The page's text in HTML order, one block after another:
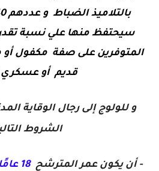
المتوفرين على صفة مكفول أو
قديم أو عسكري
و للولوج إلى رجال الوقاية
الشروط
- أن يكون عمر المترشح 18 عامًا